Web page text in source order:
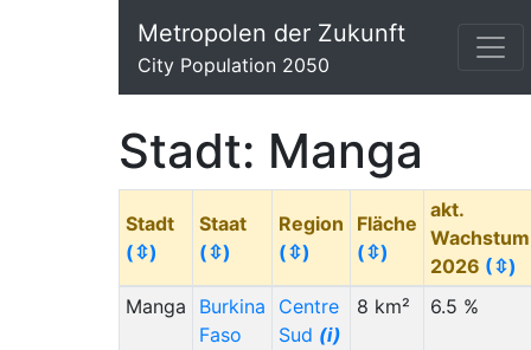
Metropolen der Zukunft
City Population 2050
Stadt: Manga
Stadt
(⇳)
Staat
(⇳)
Region
(⇳)
Fläche
(⇳)
akt.
Wachstum
2026 (⇳)
Manga
Burkina
Faso
Centre
Sud (i)
8 km² 6.5 %